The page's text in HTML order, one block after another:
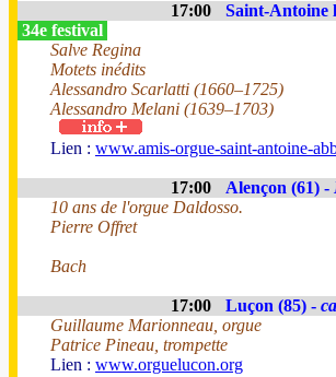
17:00
Saint-Antoine
34e festival
Salve Regina
Motets inédits
Alessandro Scarlatti (1660–1725)
Alessandro Melani (1639–1703)
Lien : www.amis-orgue-saint-antoine-
17:00 Alençon (61) -
10 ans de l'orgue Daldosso.
Pierre Offret
Bach
17:00 Luçon (85) -
Guillaume Marionneau, orgue
Patrice Pineau, trompette
Lien : www.orguelucon.org